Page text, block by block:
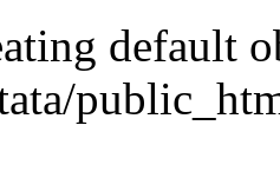
default